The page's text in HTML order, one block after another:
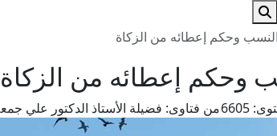
وحكم إعطائه من الزكاة
وحكم إعطائه من الزكاة
من فتاوى: فضيلة الأستاذ الدكتور علي